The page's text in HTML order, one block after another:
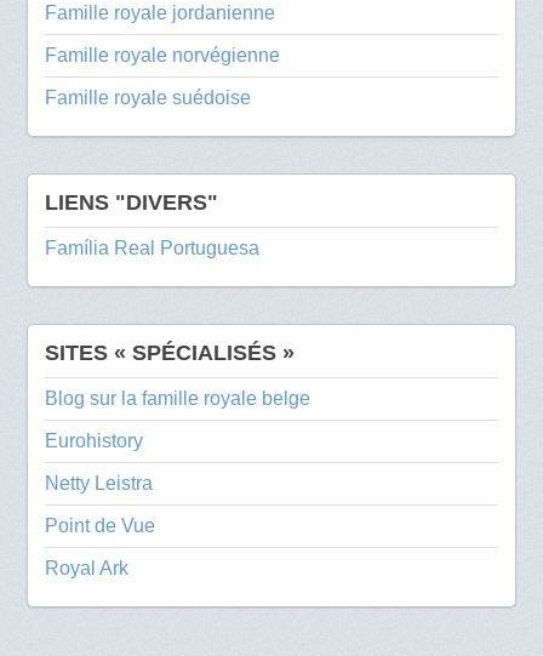
Famille royale jordanienne
Famille royale norvégienne
Famille royale suédoise
LIENS "DIVERS"
Família Real Portuguesa
SITES « SPÉCIALISÉS »
Blog sur la famille royale belge
Eurohistory
Netty Leistra
Point de Vue
Royal Ark